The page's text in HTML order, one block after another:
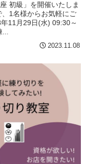
初級」を開催いたしま
1名様からお気軽にご
11月29日(水) 09:30～
2023.11.08